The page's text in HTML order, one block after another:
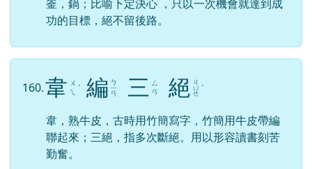
釜，鍋；比喻下定決心 ，只以一次機會就達到成
功的目標，絕不留後路。
160.韋 ㄨ
ㄟ
ˊ 編 ㄅ
ㄧ
ㄢ 三 ㄙ
ㄢ
絕 ㄐ
ㄩ
ㄝ
ˊ
韋，熟牛皮，古時用竹簡寫字，竹簡用牛皮帶編
聯起來；三絕，指多次斷絕。用以形容讀書刻苦
勤奮。